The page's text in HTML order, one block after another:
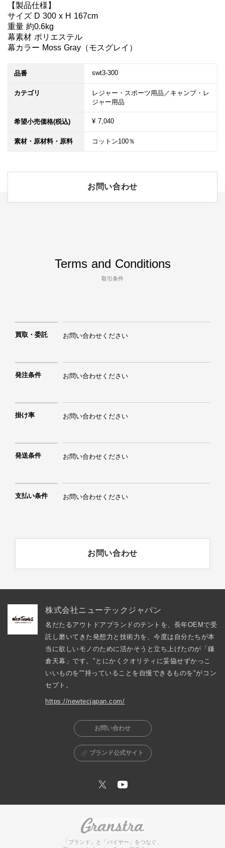
【製品仕様】
サイズ D 300 x H 167cm
重量 約0.6kg
幕素材 ポリエステル
幕カラー Moss Gray（モスグレイ）
品番 swt3-300
カテゴリ
レジャー・スポーツ用品／キャンプ・レ
ジャー用品
希望小売価格(税込) ¥ 7,040
素材・原材料・原料 コットン100％
お問い合わせ
Terms and Conditions
取引条件
買取・委託 お問い合わせください
発注条件 お問い合わせください
掛け率 お問い合わせください
発送条件 お問い合わせください
支払い条件 お問い合わせください
お問い合わせ
株式会社ニューテックジャパン
名だたるアウトドアブランドのテントを、長年OEMで受
託し磨いてきた発想力と技術力を、今度は自分たちが本
当に欲しいモノのために活かそうと立ち上げたのが「鎌
倉天幕」です。"とにかくクオリティに妥協せずかっこ
いいものを""持っていることを自慢できるものを"がコン
セプト。
https://newtecjapan.com/
お問い合わせ
ブランド公式サイト
「ブランド」と「バイヤー」をつなぐ、